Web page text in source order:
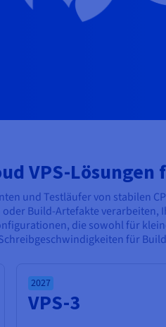
VPS-Lösungen
und Testläufer von stabilen
Build-Artefakte verarbeiten,
die sowohl für
für
2027
VPS-3